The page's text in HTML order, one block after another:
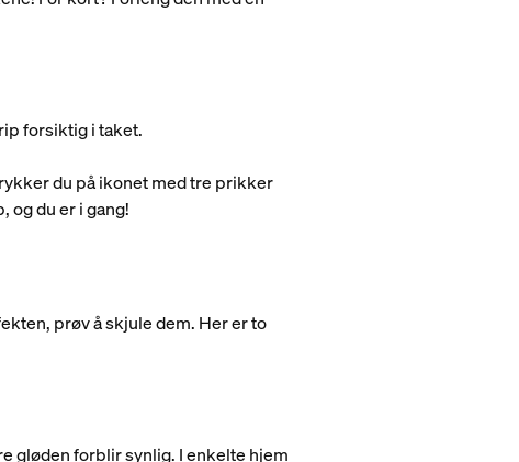
forsiktig i taket.
du på ikonet med tre prikker
og du er i gang!
prøv å skjule dem. Her er to
gløden forblir synlig. I enkelte hjem